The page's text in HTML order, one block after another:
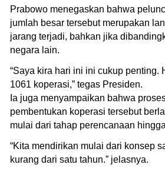
Prabowo menegaskan bahwa
jumlah besar tersebut merupakan
jarang terjadi, bahkan jika
negara lain.
“Saya kira hari ini ini cukup penting.
1061 koperasi,” tegas Presiden.
Ia juga menyampaikan bahwa
pembentukan koperasi tersebut
mulai dari tahap perencanaan
“Kita mendirikan mulai dari konsep
kurang dari satu tahun.” jelasnya.